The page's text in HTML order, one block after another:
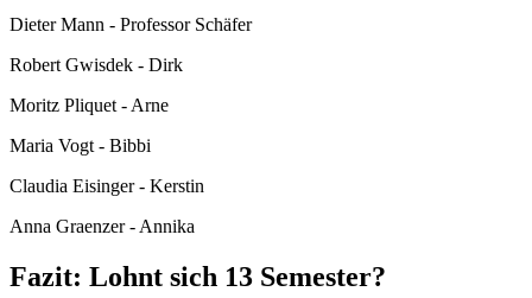
Dieter Mann - Professor Schäfer
Robert Gwisdek - Dirk
Moritz Pliquet - Arne
Maria Vogt - Bibbi
Claudia Eisinger - Kerstin
Anna Graenzer - Annika
Fazit: Lohnt sich 13 Semester?